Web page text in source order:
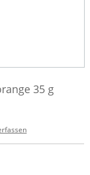
35 g